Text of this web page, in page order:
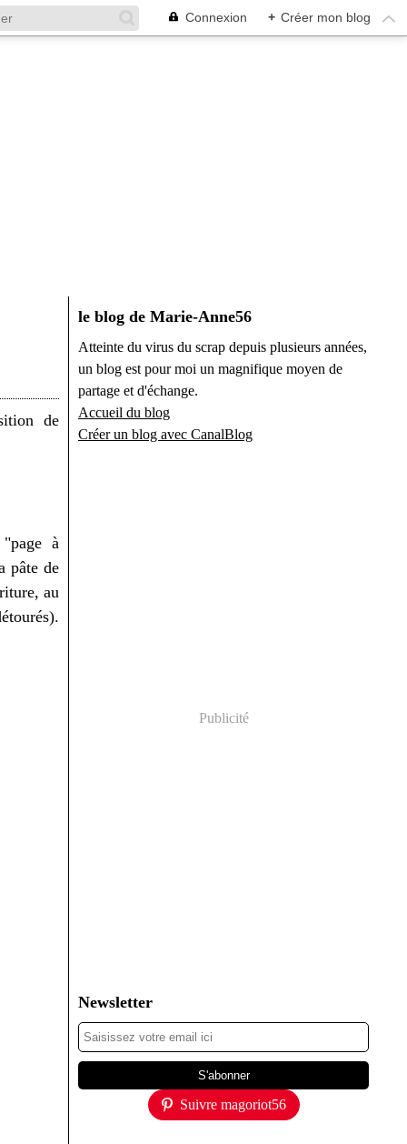
Connexion + Créer mon blog
de
à
pâte de
au
le blog de Marie-Anne56
Atteinte du virus du scrap depuis plusieurs années,
un blog est pour moi un magnifique moyen de
partage et d'échange.
Accueil du blog
Créer un blog avec CanalBlog
Publicité
Newsletter
Suivre magoriot56